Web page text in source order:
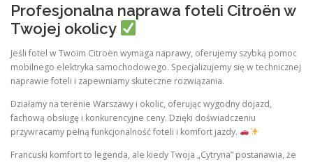
Profesjonalna naprawa foteli Citroën w
Twojej okolicy
Jeśli fotel w Twoim Citroën wymaga naprawy, oferujemy szybką pomoc
mobilnego elektryka samochodowego. Specjalizujemy się w technicznej
naprawie foteli i zapewniamy skuteczne rozwiązania.
Działamy na terenie Warszawy i okolic, oferując wygodny dojazd,
fachową obsługę i konkurencyjne ceny. Dzięki doświadczeniu
przywracamy pełną funkcjonalność foteli i komfort jazdy.
Francuski komfort to legenda, ale kiedy Twoja „Cytryna” postanawia, że